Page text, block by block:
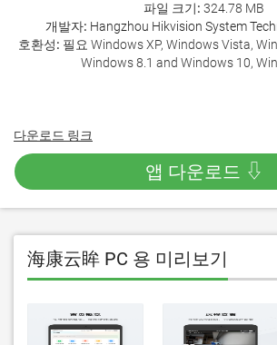
파일 크기: 324.78 MB
개발자: Hangzhou Hikvision System
호환성: 필요 Windows XP, Windows Vista,
Windows 8.1 and Windows 10,
다운로드 링크
앱 다운로드 ⇩
海康云眸 PC 용 미리보기